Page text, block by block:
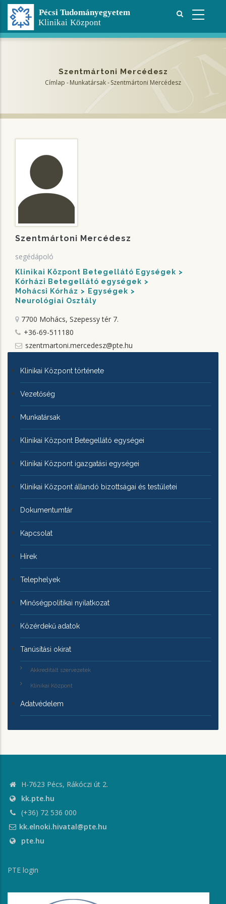
Ugrás
tartalomra
Szentmártoni Mercédesz
Címlap -Munkatársak-Szentmártoni Mercédesz
Szentmártoni Mercédesz
segédápoló
Klinikai Központ Betegellátó Egységek
Kórházi Betegellátó egységek
Mohácsi Kórház
Egységek
Neurológiai Osztály
7700 Mohács, Szepessy tér 7.
+36-69-511180
szentmartoni.mercedesz@pte.hu
KLINIKAI
KÖZPONTRÓL
Klinikai Központ története
Vezetőség
Munkatársak
Klinikai Központ Betegellátó egységei
Klinikai Központ igazgatási egységei
Klinikai Központ állandó bizottságai és testületei
Dokumentumtár
Kapcsolat
Hírek
Telephelyek
Minőségpolitikai nyilatkozat
Közérdekű adatok
Tanúsítási okirat
Akkreditált szervezetek
Klinikai Központ
Adatvédelem
H-7623 Pécs, Rákóczi út 2.
kk.pte.hu
(+36) 72 536 000
kk.elnoki.hivatal@pte.hu
pte.hu
PTE login